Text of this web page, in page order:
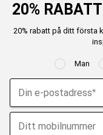
20%
20% rabatt på ditt första
Man